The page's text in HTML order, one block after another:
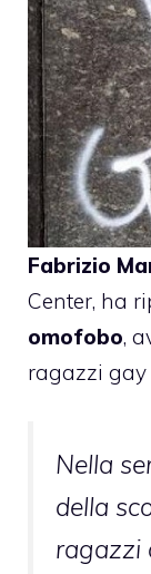
Fabrizio
Center, ha
omofobo,
ragazzi gay
Nella
della
ragazzi